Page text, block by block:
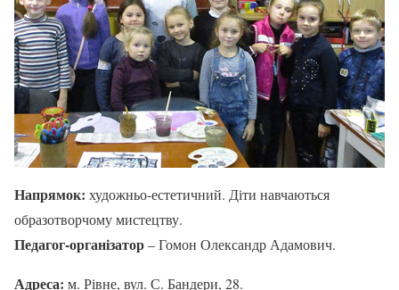
Напрямок: художньо-естетичний. Діти навчаються
образотворчому мистецтву.
Педагог-організатор– Гомон Олександр Адамович.
Адреса: м. Рівне, вул. С. Бандери, 28.